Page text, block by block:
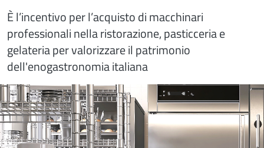
È l’incentivo per l’acquisto di macchinari
professionali nella ristorazione, pasticceria e
gelateria per valorizzare il patrimonio
dell'enogastronomia italiana